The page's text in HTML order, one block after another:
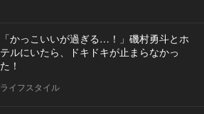
「かっこいいが過ぎる…！」磯村勇斗とホ
テルにいたら、ドキドキが止まらなかっ
た！
ライフスタイル